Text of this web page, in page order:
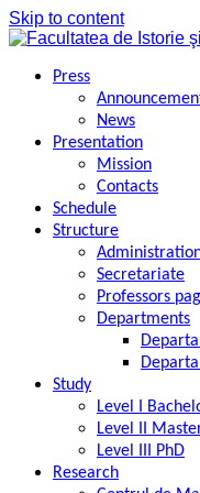
Skip to content
Press
News
Presentation
Mission
Contacts
Schedule
Structure
Secretariate
Professors
Departments
Study
Level I
Level II
Level III PhD
Research